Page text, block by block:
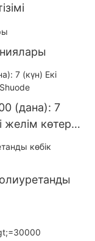
(дана): 7
желім көтерме